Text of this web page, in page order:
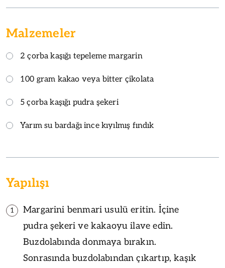
Malzemeler
2 çorba kaşığı tepeleme margarin
100 gram kakao veya bitter çikolata
5 çorba kaşığı pudra şekeri
Yarım su bardağı ince kıyılmış fındık
Yapılışı
1
Margarini benmari usulü eritin. İçine
pudra şekeri ve kakaoyu ilave edin.
Buzdolabında donmaya bırakın.
Sonrasında buzdolabından çıkartıp, kaşık